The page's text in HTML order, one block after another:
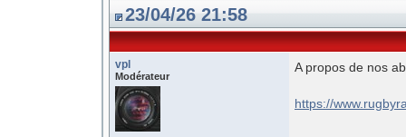
23/04/26 21:58
vpl
Modérateur
A propos de nos
https://